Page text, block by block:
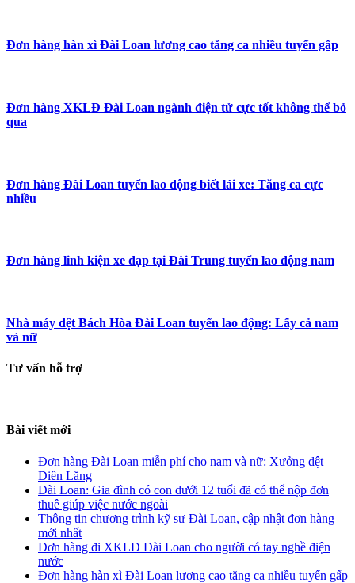
Đơn hàng hàn xì Đài Loan lương cao tăng ca nhiều tuyển gấp
Đơn hàng XKLĐ Đài Loan ngành điện tử cực tốt không thể bỏ
qua
Đơn hàng Đài Loan tuyển lao động biết lái xe: Tăng ca cực
nhiều
Đơn hàng linh kiện xe đạp tại Đài Trung tuyển lao động nam
Nhà máy dệt Bách Hòa Đài Loan tuyển lao động: Lấy cả nam
và nữ
Tư vấn hỗ trợ
Bài viết mới
Đơn hàng Đài Loan miễn phí cho nam và nữ: Xưởng dệt
Diên Lăng
Đài Loan: Gia đình có con dưới 12 tuổi đã có thể nộp đơn
thuê giúp việc nước ngoài
Thông tin chương trình kỹ sư Đài Loan, cập nhật đơn hàng
mới nhất
Đơn hàng đi XKLĐ Đài Loan cho người có tay nghề điện
nước
Đơn hàng hàn xì Đài Loan lương cao tăng ca nhiều tuyển gấp